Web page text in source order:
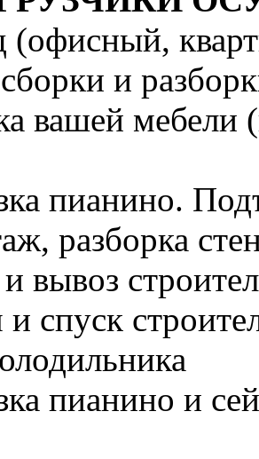
(офисный,
и
вашей мебели
пианино.
разборка
вывоз
спуск
пианино и